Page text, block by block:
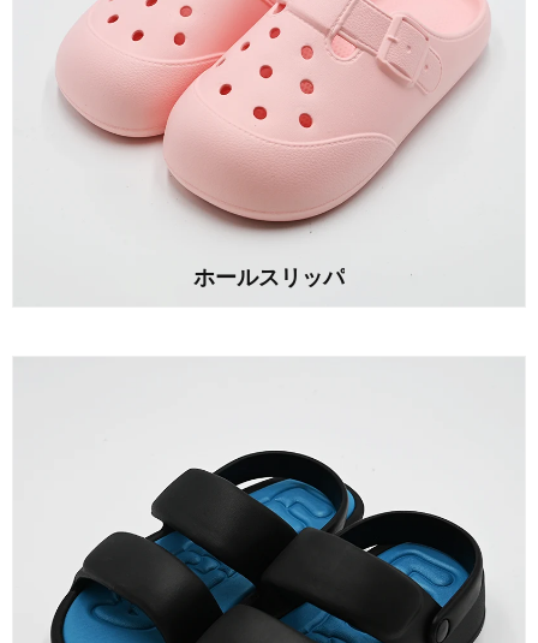
ホールスリッパ